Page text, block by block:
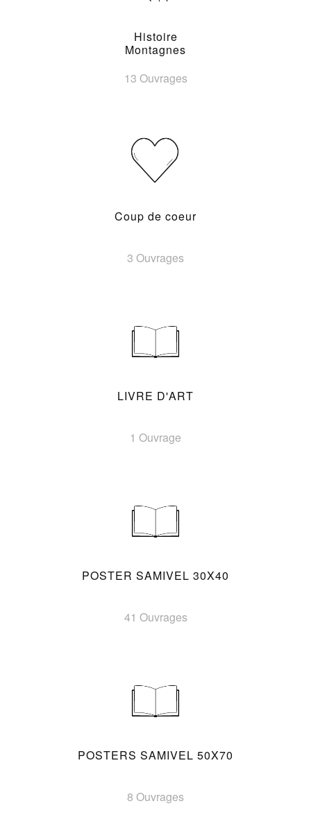
Histoire
Montagnes
13 Ouvrages
Coup de coeur
3 Ouvrages
LIVRE D'ART
1 Ouvrage
POSTER SAMIVEL 30X40
41 Ouvrages
POSTERS SAMIVEL 50X70
8 Ouvrages